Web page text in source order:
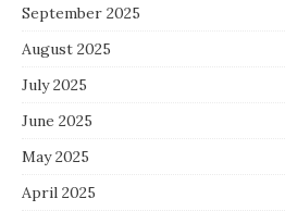
September 2025
August 2025
July 2025
June 2025
May 2025
April 2025